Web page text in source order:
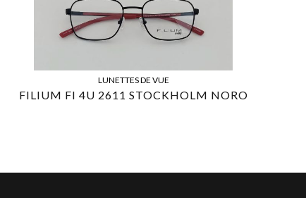
LUNETTES DE VUE
FILIUM FI 4U 2611 STOCKHOLM NORO